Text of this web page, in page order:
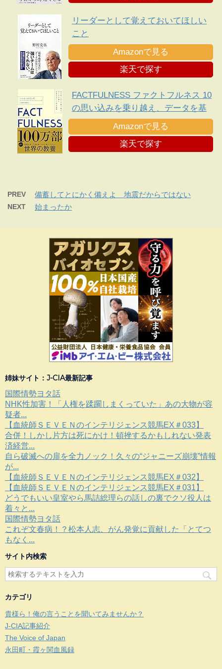
リーダーとして覚えておいてほしい
こと
Amazonで見る
楽天で探す
FACTFULNESS ファクトフルネス 10
の思い込みを乗り越え、データを基
に世界を正しく見る習慣
Amazonで見る
楽天で探す
PREV 備蓄してとにかく備えよ 地震だからではない
NEXT 始まったか
姉妹サイト：J-CIA最新記事
国際情勢ヨタ話
NHK性加害！「人権を蹂躙しまくっていた」あの大物が容
疑者...
【血統師ＳＥＶＥＮのインテリジェンス競馬EX＃033】
合併！しかし片方は死にかけ！頓挫するかもしれない発表
済経営...
自ら破滅への扉を全力ノック！久々の“ジャニーズ崩壊”情報
が...
【血統師ＳＥＶＥＮのインテリジェンス競馬EX＃032】
【血統師ＳＥＶＥＮのインテリジェンス競馬EX＃031】
どうでもいい皇室やら馬詰総理らの話しの裏でクソ役人は
着々と...
国際情勢ヨタ話
これぞ文春病！？松本人志、がん発覚に貢献した「とてつ
もなく...
サイト内検索
カテゴリ
貴様ら！俺の言うことを聞いてみませんか？
J-CIA記事紹介
The Voice of Japan
永田町・霞ヶ関血風録